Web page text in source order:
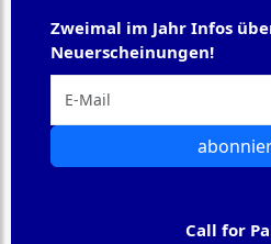
Zweimal im Jahr Infos
Neuerscheinungen!
Call for